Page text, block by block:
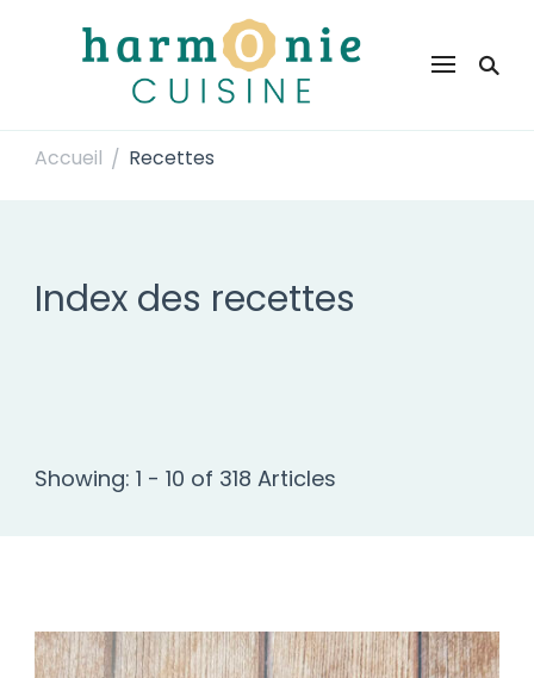
Harmonie Cuisine
Accueil / Recettes
Index des recettes
Showing: 1 - 10 of 318 Articles